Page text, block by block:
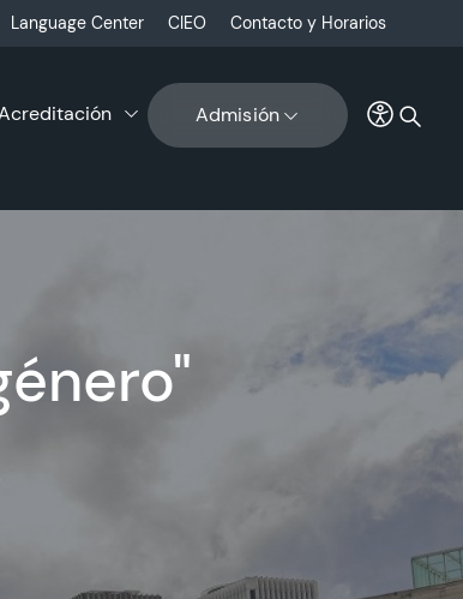
Language Center CIEO Contacto y Horarios
Admisión